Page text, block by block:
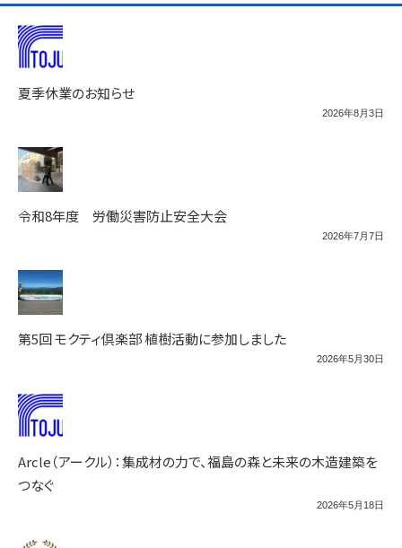
夏季休業のお知らせ
2026年8月3日
令和8年度 労働災害防止安全大会
2026年7月7日
第5回 モクティ倶楽部 植樹活動に参加しました
2026年5月30日
Arcle（アークル）：集成材の力で、福島の森と未来の木造建築を
つなぐ
2026年5月18日